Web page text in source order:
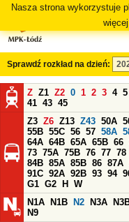
Nasza strona wykorzystuje
Sprawdź rozkład na dzień:
Z Z1 Z2 0 1 2 3 4 5
41 43 45
Z3 Z6 Z13 Z43 50A
55B 55C 56 57 58A
64A 64B 65A 65B 66
73 75A 75B 76 77 78
84B 85A 85B 86 87A
91C 92A 92B 93 94
G1 G2 H
W
N1A
N1B N2 N3A
N9